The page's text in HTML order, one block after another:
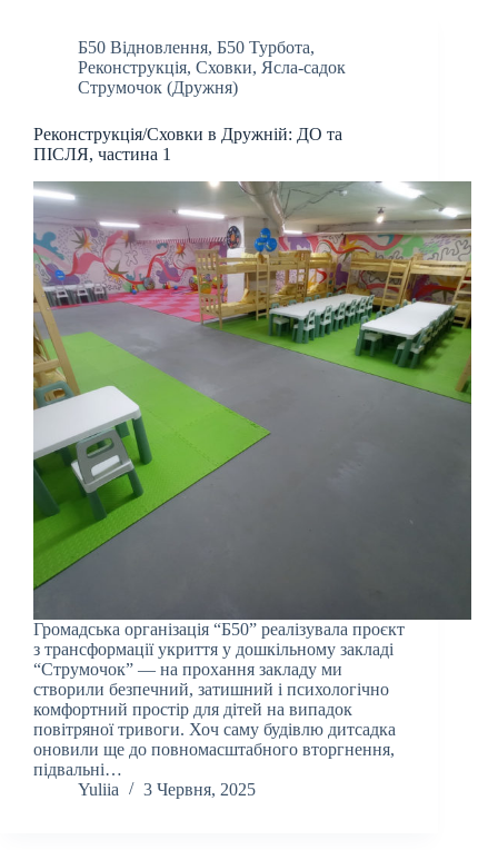
Б50 Відновлення, Б50 Турбота,
Реконструкція, Сховки, Ясла-садок
Струмочок (Дружня)
Реконструкція/Сховки в Дружній: ДО та
ПІСЛЯ, частина 1
Громадська організація “Б50” реалізувала проєкт
з трансформації укриття у дошкільному закладі
“Струмочок” — на прохання закладу ми
створили безпечний, затишний і психологічно
комфортний простір для дітей на випадок
повітряної тривоги. Хоч саму будівлю дитсадка
оновили ще до повномасштабного вторгнення,
підвальні…
Yuliia
3 Червня, 2025